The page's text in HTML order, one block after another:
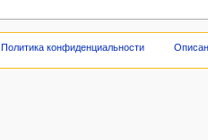
Политика конфиденциальности